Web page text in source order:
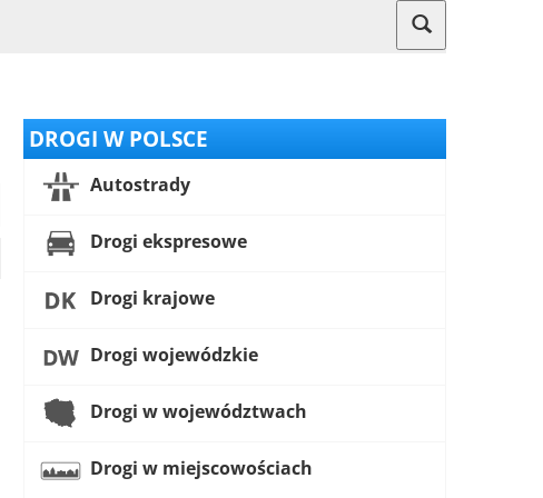
DROGI W POLSCE
Autostrady
Drogi ekspresowe
Drogi krajowe
Drogi wojewódzkie
Drogi w województwach
Drogi w miejscowościach